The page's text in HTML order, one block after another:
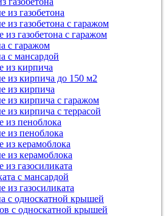
из газобетона
из газобетона с гаражом
из газобетона с гаражом
с гаражом
с мансардой
из кирпича
из кирпича до 150 м2
из кирпича
из кирпича с гаражом
из кирпича с террасой
из пеноблока
из пеноблока
из керамоблока
из керамоблока
газосиликата
с мансардой
из газосиликата
с односкатной крышей
с односкатной крышей